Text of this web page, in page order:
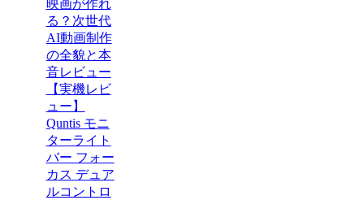
映画が作れ
る？次世代
AI動画制作
の全貌と本
音レビュー
【実機レビ
ュー】
Quntis モニ
ターライト
バー フォー
カス デュア
ルコントロ